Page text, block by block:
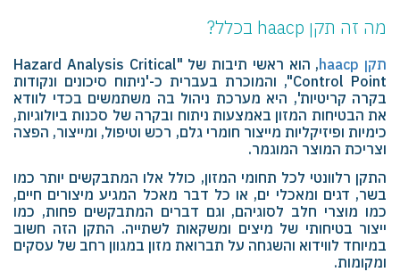
מה זה תקן haacp בכלל?
תקן haacp
, הוא ראשי תיבות של "Hazard Analysis Critical
Control Point", והמוכרת בעברית כ-'ניתוח סיכונים ונקודות
בקרה קריטיות', היא מערכת ניהול בה משתמשים בכדי לוודא
את הבטיחות המזון באמצעות ניתוח ובקרה של סכנות ביולוגיות,
כימיות ופיזיקליות מייצור חומרי גלם, רכש וטיפול, ומייצור, הפצה
וצריכת המוצר המוגמר.
התקן רלוונטי לכל תחומי המזון, כולל אלו המתבקשים יותר כמו
בשר, דגים ומאכלי ים, או כל דבר מאכל המגיע מיצורים חיים,
כמו מוצרי חלב לסוגיהם, וגם דברים המתבקשים פחות, כמו
ייצור בטיחותי של מיצים ומשקאות לשתייה. התקן הזה חשוב
במיוחד לווידוא והשגחה על תברואת מזון במגוון רחב של עסקים
ומקומות.